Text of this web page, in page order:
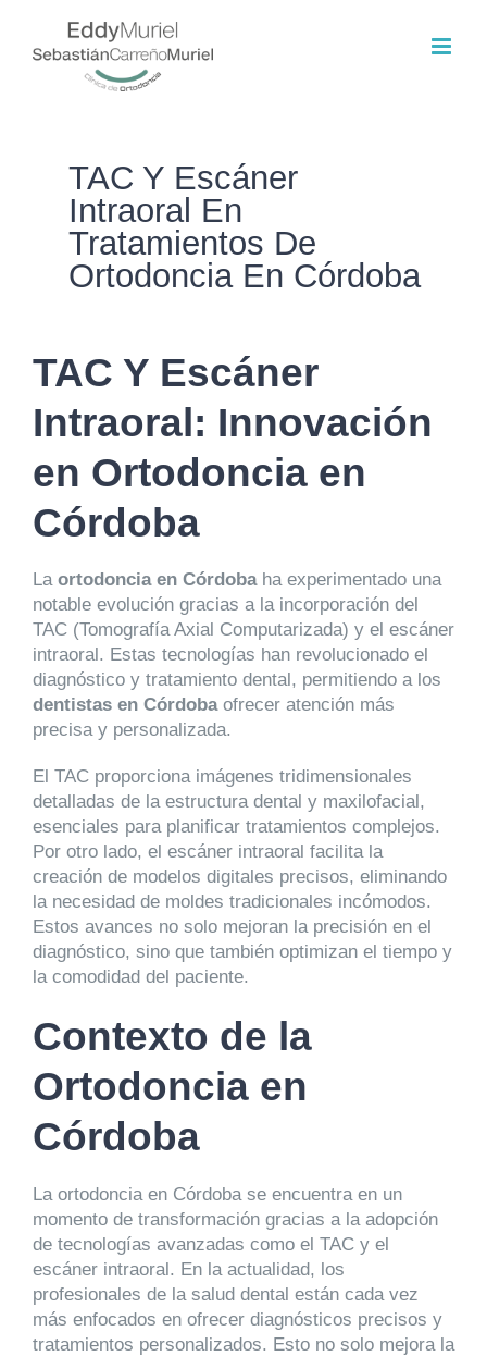
contenido
TAC Y Escáner
Intraoral En
Tratamientos De
Ortodoncia En Córdoba
TAC Y Escáner
Intraoral: Innovación
en Ortodoncia en
Córdoba
La ortodoncia en Córdobaha experimentado una
notable evolución gracias a la incorporación del
TAC (Tomografía Axial Computarizada) y el escáner
intraoral. Estas tecnologías han revolucionado el
diagnóstico y tratamiento dental, permitiendo a los
dentistas en Córdobaofrecer atención más
precisa y personalizada.
El TAC proporciona imágenes tridimensionales
detalladas de la estructura dental y maxilofacial,
esenciales para planificar tratamientos complejos.
Por otro lado, el escáner intraoral facilita la
creación de modelos digitales precisos, eliminando
la necesidad de moldes tradicionales incómodos.
Estos avances no solo mejoran la precisión en el
diagnóstico, sino que también optimizan el tiempo y
la comodidad del paciente.
Contexto de la
Ortodoncia en
Córdoba
La ortodoncia en Córdoba se encuentra en un
momento de transformación gracias a la adopción
de tecnologías avanzadas como el TAC y el
escáner intraoral. En la actualidad, los
profesionales de la salud dental están cada vez
más enfocados en ofrecer diagnósticos precisos y
tratamientos personalizados. Esto no solo mejora la